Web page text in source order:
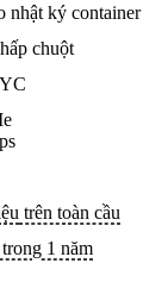
nhật ký container
chuột
trên toàn cầu
1 năm